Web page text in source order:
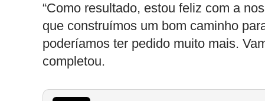
“Como resultado, estou feliz com a
que construímos um bom caminho
poderíamos ter pedido muito mais.
completou.